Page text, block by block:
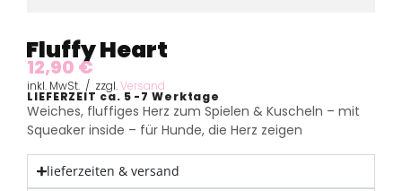
Fluffy Heart
12,90 €
inkl. MwSt. / zzgl.Versand
LIEFERZEIT ca. 5 -7 Werktage
Weiches, fluffiges Herz zum Spielen & Kuscheln – mit
Squeaker inside – für Hunde, die Herz zeigen
lieferzeiten & versand